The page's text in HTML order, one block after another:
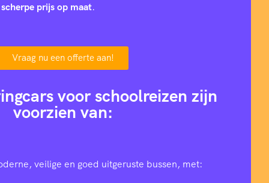
scherpe prijs op maat.
Vraag nu een offerte aan!
voor schoolreizen zijn
voorzien van:
veilige en goed uitgeruste bussen, met: